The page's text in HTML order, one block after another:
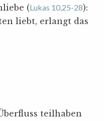
(Lukas 10,25-28):
liebt, erlangt das